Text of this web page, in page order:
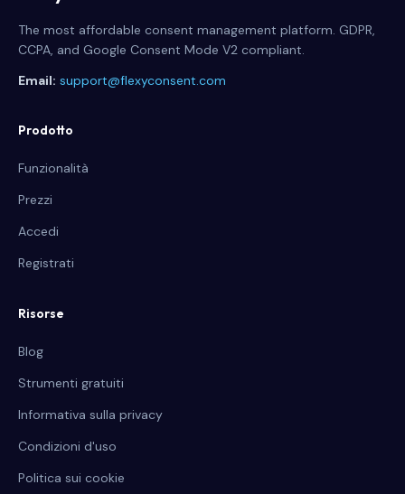
The most affordable consent management platform. GDPR,
CCPA, and Google Consent Mode V2 compliant.
Email: support@flexyconsent.com
Prodotto
Funzionalità
Prezzi
Accedi
Registrati
Risorse
Blog
Strumenti gratuiti
Informativa sulla privacy
Condizioni d'uso
Politica sui cookie